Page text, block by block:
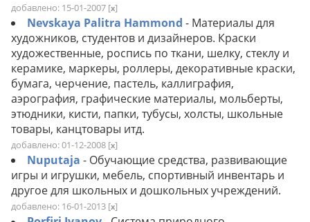
добавлено: 15-01-2007 [x]
Nevskaya Palitra Hammond - Материалы для
художников, студентов и дизайнеров. Краски
художественные, роспись по ткани, шелку, стеклу и
керамике, маркеры, роллеры, декоративные краски,
бумага, черчение, пастель, каллиграфия,
аэрография, графические материалы, мольберты,
этюдники, кисти, папки, тубусы, холсты, школьные
товары, канцтовары итд.
добавлено: 01-12-2008 [x]
Nuputaja - Обучающие средства, развивающие
игры и игрушки, мебель, спортивный инвентарь и
другое для школьных и дошкольных учреждений.
добавлено: 16-01-2013 [x]